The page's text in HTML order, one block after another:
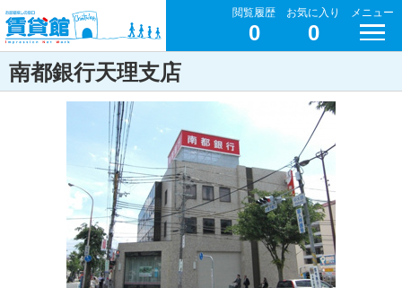
閲覧履歴
0
お気に入り
0
メニュー
南都銀行天理支店